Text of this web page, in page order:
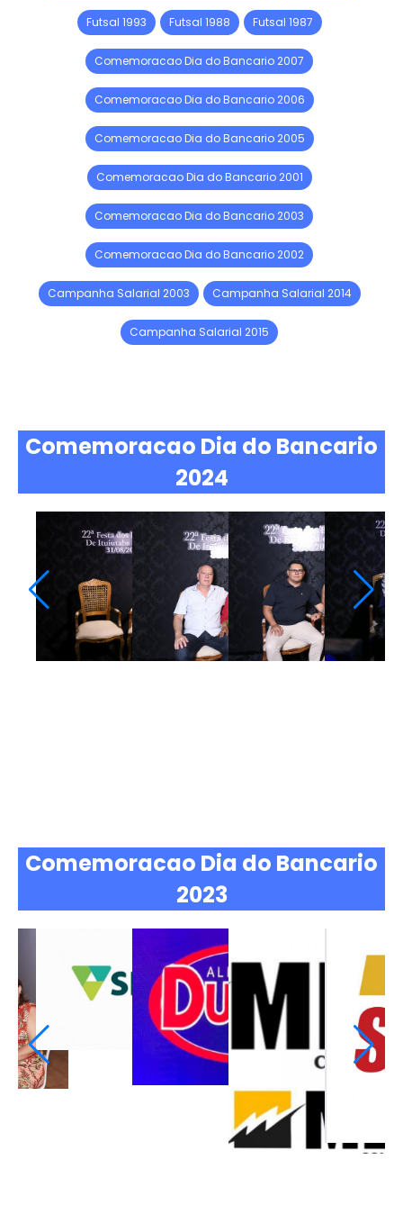
Futsal 1993 Futsal 1988 Futsal 1987
Comemoracao Dia do Bancario 2007
Comemoracao Dia do Bancario 2006
Comemoracao Dia do Bancario 2005
Comemoracao Dia do Bancario 2001
Comemoracao Dia do Bancario 2003
Comemoracao Dia do Bancario 2002
Campanha Salarial 2003 Campanha Salarial 2014
Campanha Salarial 2015
Comemoracao Dia do Bancario
2024
Comemoracao Dia do Bancario
2023